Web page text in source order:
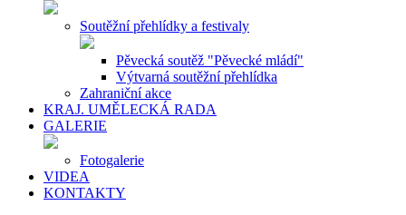
Soutěžní přehlídky a festivaly
Pěvecká soutěž "Pěvecké mládí"
Výtvarná soutěžní přehlídka
Zahraniční akce
KRAJ. UMĚLECKÁ RADA
GALERIE
Fotogalerie
VIDEA
KONTAKTY